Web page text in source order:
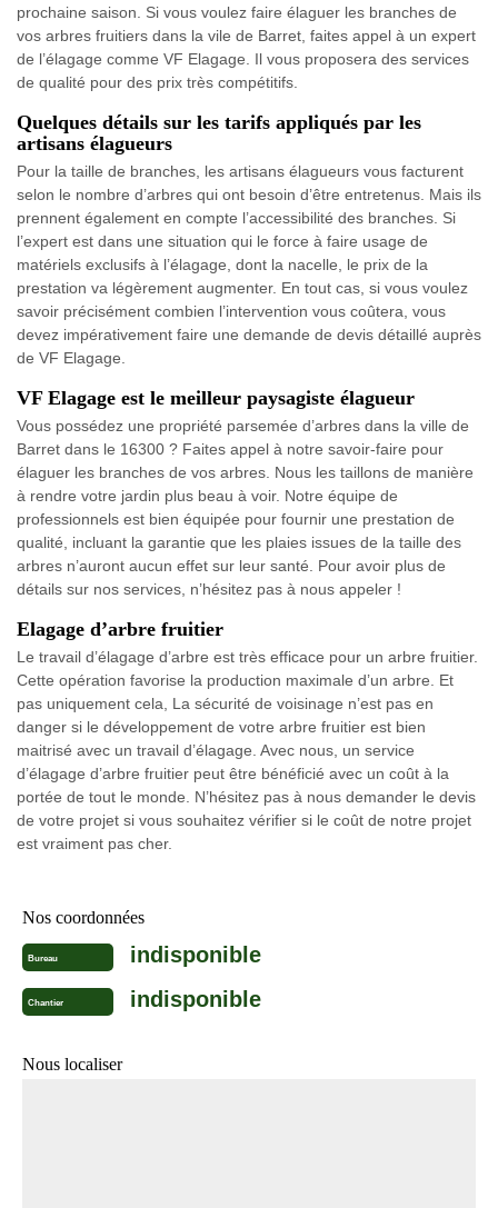
prochaine saison. Si vous voulez faire élaguer les branches de
vos arbres fruitiers dans la vile de Barret, faites appel à un expert
de l’élagage comme VF Elagage. Il vous proposera des services
de qualité pour des prix très compétitifs.
Quelques détails sur les tarifs appliqués par les
artisans élagueurs
Pour la taille de branches, les artisans élagueurs vous facturent
selon le nombre d’arbres qui ont besoin d’être entretenus. Mais ils
prennent également en compte l’accessibilité des branches. Si
l’expert est dans une situation qui le force à faire usage de
matériels exclusifs à l’élagage, dont la nacelle, le prix de la
prestation va légèrement augmenter. En tout cas, si vous voulez
savoir précisément combien l’intervention vous coûtera, vous
devez impérativement faire une demande de devis détaillé auprès
de VF Elagage.
VF Elagage est le meilleur paysagiste élagueur
Vous possédez une propriété parsemée d’arbres dans la ville de
Barret dans le 16300 ? Faites appel à notre savoir-faire pour
élaguer les branches de vos arbres. Nous les taillons de manière
à rendre votre jardin plus beau à voir. Notre équipe de
professionnels est bien équipée pour fournir une prestation de
qualité, incluant la garantie que les plaies issues de la taille des
arbres n’auront aucun effet sur leur santé. Pour avoir plus de
détails sur nos services, n’hésitez pas à nous appeler !
Elagage d’arbre fruitier
Le travail d’élagage d’arbre est très efficace pour un arbre fruitier.
Cette opération favorise la production maximale d’un arbre. Et
pas uniquement cela, La sécurité de voisinage n’est pas en
danger si le développement de votre arbre fruitier est bien
maitrisé avec un travail d’élagage. Avec nous, un service
d’élagage d’arbre fruitier peut être bénéficié avec un coût à la
portée de tout le monde. N’hésitez pas à nous demander le devis
de votre projet si vous souhaitez vérifier si le coût de notre projet
est vraiment pas cher.
Nos coordonnées
Bureau indisponible
Chantier indisponible
Nous localiser